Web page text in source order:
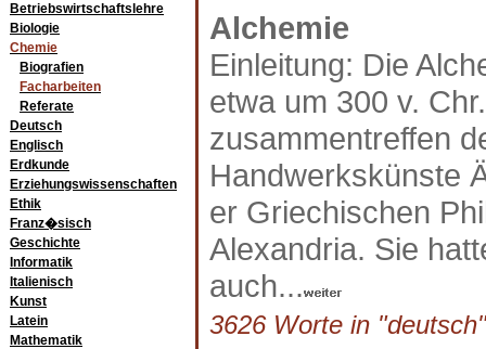
Betriebswirtschaftslehre
Biologie
Chemie
Biografien
Facharbeiten
Referate
Deutsch
Englisch
Erdkunde
Erziehungswissenschaften
Ethik
Franz�sisch
Geschichte
Informatik
Italienisch
Kunst
Latein
Mathematik
Alchemie
Einleitung: Die
etwa um 300 v.
zusammentreffen
Handwerkskünste
er Griechischen
Alexandria. Sie
auch...
3626 Worte in